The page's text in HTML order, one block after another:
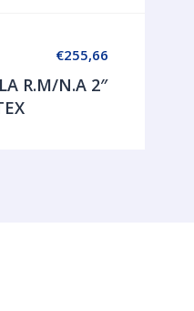
€255,66
R.M/N.A 2″